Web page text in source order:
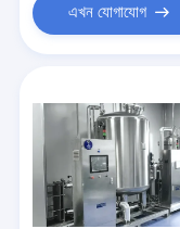
এখন যোগাযোগ